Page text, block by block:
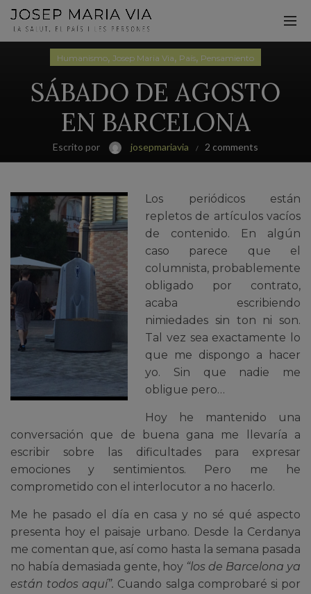
Humanismo, Josep Maria Via, País, Pensamiento
SÁBADO DE AGOSTO
EN BARCELONA
Escrito por josepmariavia 2 comments
Los periódicos están
repletos de artículos vacíos
de contenido. En algún
caso parece que el
columnista, probablemente
obligado por contrato,
acaba escribiendo
nimiedades sin ton ni son.
Tal vez sea exactamente lo
que me dispongo a hacer
yo. Sin que nadie me
obligue pero…
Hoy he mantenido una
conversación que de buena gana me llevaría a
escribir sobre las dificultades para expresar
emociones y sentimientos. Pero me he
comprometido con el interlocutor a no hacerlo.
Me he pasado el día en casa y no sé qué aspecto
presenta hoy el paisaje urbano. Desde la Cerdanya
me comentan que, así como hasta la semana pasada
no había demasiada gente, hoy “los de Barcelona ya
están todos aquí”. Cuando salga comprobaré si por